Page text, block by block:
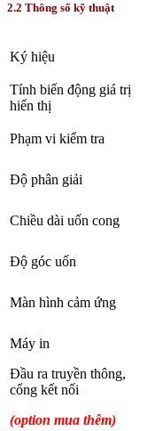
2.2 Thông số kỹ thuật
Ký hiệu
Tính biến động giá trị
hiển thị
Phạm vi kiểm tra
Độ phân giải
Chiều dài uốn cong
Độ góc uốn
Màn hình cảm ứng
Máy in
Đầu ra truyền thông,
cổng kết nối
(option mua thêm)